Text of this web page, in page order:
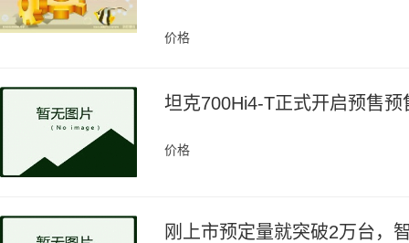
价格
坦克700Hi4-T正式开启预售预
价格
刚上市预定量就突破2万台，